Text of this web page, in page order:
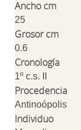
Ancho cm
25
Grosor cm
0.6
Cronología
1º c.s. II
Procedencia
Antinoópolis
Individuo